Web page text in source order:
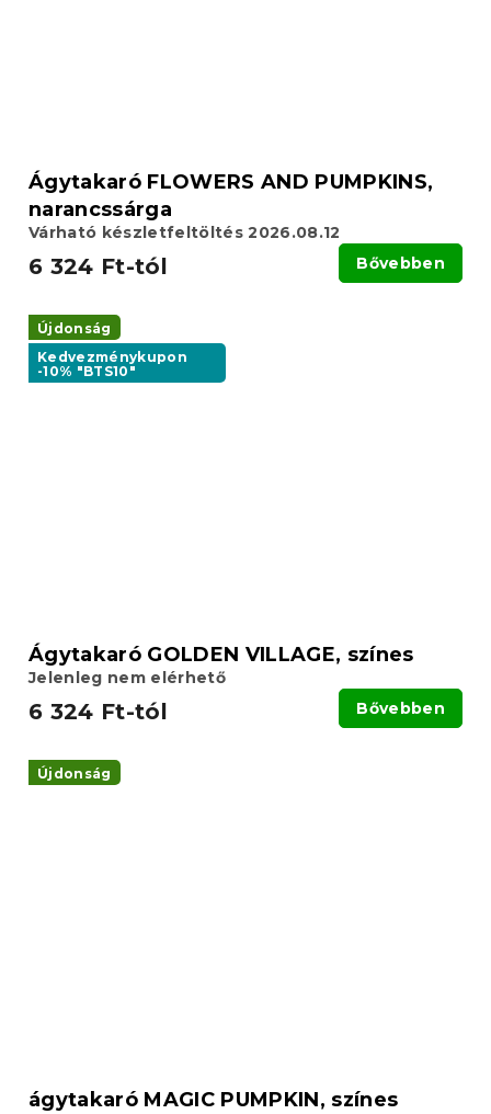
Ágytakaró FLOWERS AND PUMPKINS,
narancssárga
Várható készletfeltöltés 2026.08.12
6 324 Ft-tól Bővebben
Újdonság
Kedvezménykupon
-10% "BTS10"
Ágytakaró GOLDEN VILLAGE, színes
Jelenleg nem elérhető
6 324 Ft-tól Bővebben
Újdonság
ágytakaró MAGIC PUMPKIN, színes